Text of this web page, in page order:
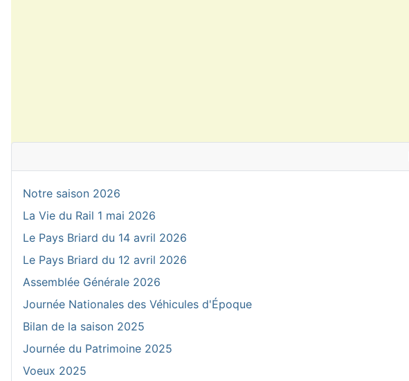
Notre saison 2026
La Vie du Rail 1 mai 2026
Le Pays Briard du 14 avril 2026
Le Pays Briard du 12 avril 2026
Assemblée Générale 2026
Journée Nationales des Véhicules d'Époque
Bilan de la saison 2025
Journée du Patrimoine 2025
Voeux 2025